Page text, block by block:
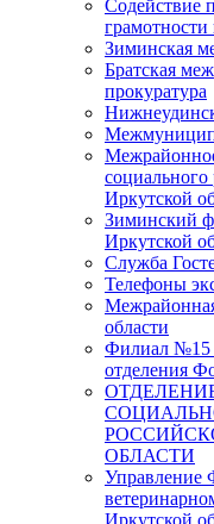
Содействие
грамотности
Зиминская
Братская
прокуратура
социального
Иркутской
Зиминский
Иркутской
Служба
Телефоны
области
Филиал №15
отделения
ОБЛАСТИ
Управление
Иркутской